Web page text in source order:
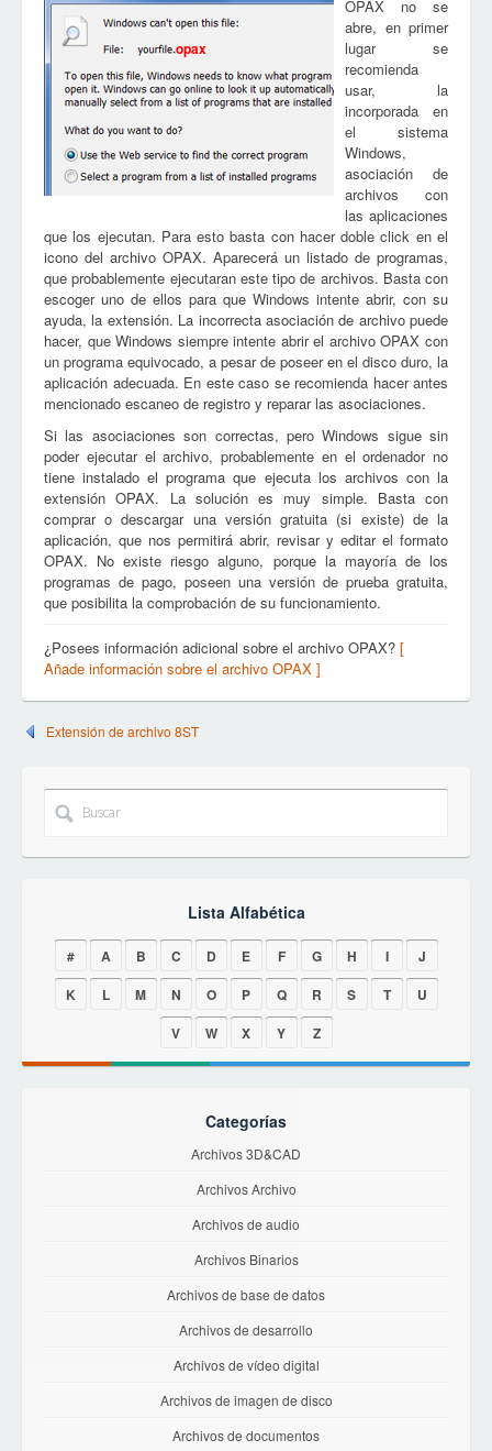
opax
OPAX no se
abre, en primer
lugar se
recomienda
usar, la
incorporada en
el sistema
Windows,
asociación de
archivos con
las aplicaciones
que los ejecutan. Para esto basta con hacer doble click en el
icono del archivo OPAX. Aparecerá un listado de programas,
que probablemente ejecutaran este tipo de archivos. Basta con
escoger uno de ellos para que Windows intente abrir, con su
ayuda, la extensión. La incorrecta asociación de archivo puede
hacer, que Windows siempre intente abrir el archivo OPAX con
un programa equivocado, a pesar de poseer en el disco duro, la
aplicación adecuada. En este caso se recomienda hacer antes
mencionado escaneo de registro y reparar las asociaciones.
Si las asociaciones son correctas, pero Windows sigue sin
poder ejecutar el archivo, probablemente en el ordenador no
tiene instalado el programa que ejecuta los archivos con la
extensión OPAX. La solución es muy simple. Basta con
comprar o descargar una versión gratuita (si existe) de la
aplicación, que nos permitirá abrir, revisar y editar el formato
OPAX. No existe riesgo alguno, porque la mayoría de los
programas de pago, poseen una versión de prueba gratuita,
que posibilita la comprobación de su funcionamiento.
¿Posees información adicional sobre el archivo OPAX? [
Añade información sobre el archivo OPAX ]
Extensión de archivo 8ST
Lista Alfabética
# A B C D E F G H I
J
K
L M N O P Q R S T
U
V
W X Y Z
Categorías
Archivos 3D&CAD
Archivos Archivo
Archivos de audio
Archivos Binarios
Archivos de base de datos
Archivos de desarrollo
Archivos de vídeo digital
Archivos de imagen de disco
Archivos de documentos